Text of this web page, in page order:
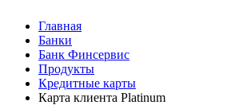
Главная
Банки
Банк Финсервис
Продукты
Кредитные карты
Карта клиента Platinum